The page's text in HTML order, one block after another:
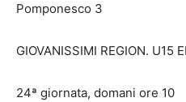
Pomponesco 3
GIOVANISSIMI REGION. U15
24ª giornata, domani ore 10